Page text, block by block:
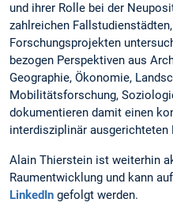
und ihrer Rolle bei der
zahlreichen
Forschungsprojekten
bezogen Perspektiven aus
Geographie, Ökonomie,
Mobilitätsforschung,
dokumentieren damit einen
interdisziplinär ausgerichteten
Alain Thierstein ist weiterhin
Raumentwicklung und kann
LinkedIn gefolgt werden.